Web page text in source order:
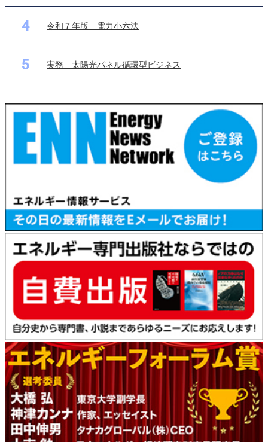
4 令和７年版 電力小六法
5 実務 太陽光パネル循環型ビジネス